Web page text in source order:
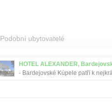
Podobní ubytovatelé
HOTEL ALEXANDER,
- Bardejovské Kúpele patří k
lázeňským městečkům na
minerálními vodami...